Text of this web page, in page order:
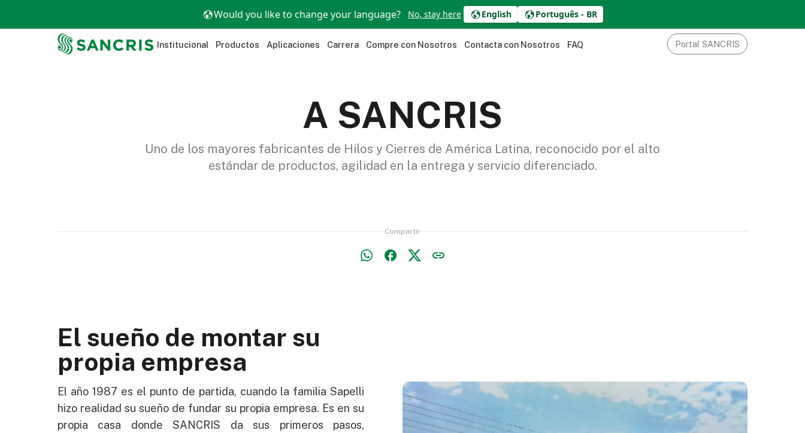
Would you like to change your language? No, stay here English Português - BR
Institucional Productos Aplicaciones Carrera Compre con Nosotros Contacta con Nosotros FAQ Portal SANCRIS
A SANCRIS
Uno de los mayores fabricantes de Hilos y Cierres de América Latina, reconocido por el alto
estándar de productos, agilidad en la entrega y servicio diferenciado.
Compartir
El sueño de montar su
propia empresa
El año 1987 es el punto de partida, cuando la familia Sapelli
hizo realidad su sueño de fundar su propia empresa. Es en su
propia casa donde SANCRIS da sus primeros pasos,